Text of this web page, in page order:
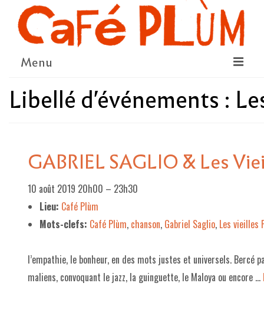
Menu
LE PROJET
NOUS SOUTENIR
LE PROGRAMME
AMI·ES ARTISTES
Libellé d'événements :
GABRIEL SAGLIO & Les
10 août 2019 20h00 – 23h30
Lieu: Café Plùm
Mots-clefs: Café Plùm, chanson, Gabriel Saglio, Les vieilles
l’empathie, le bonheur, en des mots justes et universels. Bercé
maliens, convoquant le jazz, la guinguette, le Maloya ou encore …